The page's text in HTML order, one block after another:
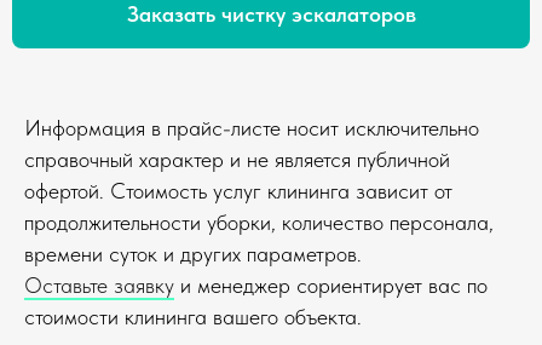
Заказать чистку эскалаторов
Информация в прайс-листе носит исключительно
справочный характер и не является публичной
офертой. Стоимость услуг клининга зависит от
продолжительности уборки, количество персонала,
времени суток и других параметров.
Оставьте заявку и менеджер сориентирует вас по
стоимости клининга вашего объекта.